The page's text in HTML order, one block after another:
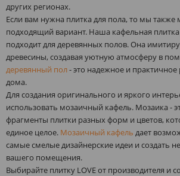
других регионах.
Если вам нужна плитка для пола, то мы
подходящий вариант. Наша кафельная
подходит для деревянных полов. Она
древесины, создавая уютную атмосферу в
деревянный пол- это надежное и
дома.
Для создания оригинального и яркого
использовать мозаичный кафель. Мозаика -
фрагменты плитки разных форм и цветов,
единое целое. Мозаичный кафель дает
самые смелые дизайнерские идеи и создать
вашего помещения.
Выбирайте плитку LOVE от производителя и